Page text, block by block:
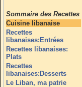
Sommaire des Recettes
Cuisine libanaise
Recettes
libanaises:Entrées
Recettes libanaises:
Plats
Recettes
libanaises:Desserts
Le Liban, ma patrie